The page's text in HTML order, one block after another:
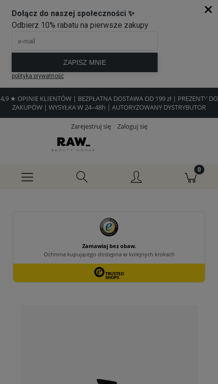
4,9 ★ OPINIE KLIENTÓW | BEZPŁATNA DOSTAWA OD 199 zł | PREZENTY DO
ZAKUPÓW | WYSYŁKA W 24–48h | AUTORYZOWANY DYSTRYBUTOR
Zarejestruj się Zaloguj się